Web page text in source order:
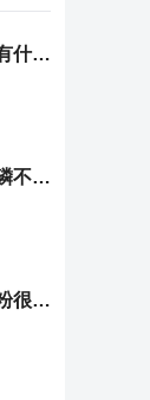
什么是乳糖不耐受？对宝宝有什么影响？
揭秘母乳钙磷比，宝宝缺钙磷不再愁
新生儿胃肠道不适？选对奶粉很重要！